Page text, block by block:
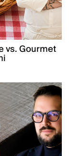
vs. Gourmet